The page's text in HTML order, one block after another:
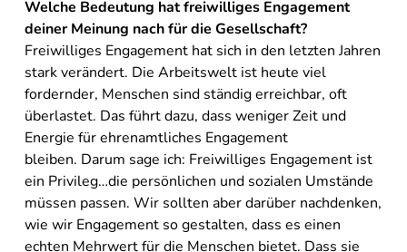
Welche Bedeutung hat freiwilliges Engagement
deiner Meinung nach für die Gesellschaft?
Freiwilliges Engagement hat sich in den letzten Jahren
stark verändert. Die Arbeitswelt ist heute viel
fordernder, Menschen sind ständig erreichbar, oft
überlastet. Das führt dazu, dass weniger Zeit und
Energie für ehrenamtliches Engagement
bleiben. Darum sage ich: Freiwilliges Engagement ist
ein Privileg…die persönlichen und sozialen Umstände
müssen passen. Wir sollten aber darüber nachdenken,
wie wir Engagement so gestalten, dass es einen
echten Mehrwert für die Menschen bietet. Dass sie